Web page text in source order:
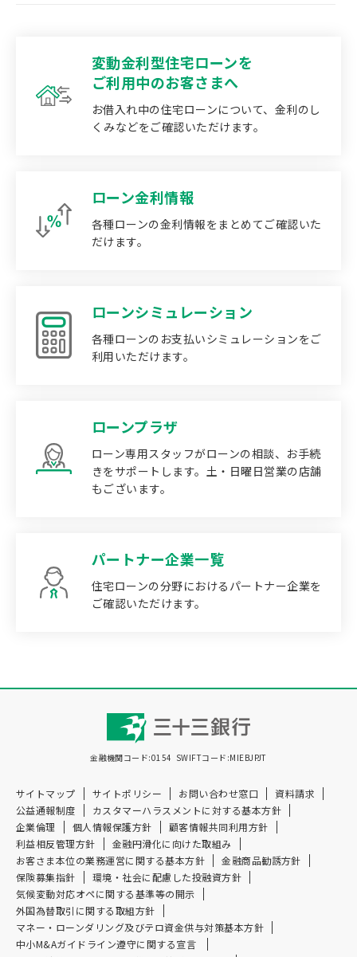
変動金利型住宅ローンを
ご利用中のお客さまへ
お借入れ中の住宅ローンについて、金利のし
くみなどをご確認いただけます。
ローン金利情報
各種ローンの金利情報をまとめてご確認いた
だけます。
ローンシミュレーション
各種ローンのお支払いシミュレーションをご
利用いただけます。
ローンプラザ
ローン専用スタッフがローンの相談、お手続
きをサポートします。土・日曜日営業の店舗
もございます。
パートナー企業一覧
住宅ローンの分野におけるパートナー企業を
ご確認いただけます。
金融機関コード:0154 SWIFTコード:MIEBJPJT
サイトマップ サイトポリシー お問い合わせ窓口
資料請求
公益通報制度
カスタマーハラスメントに対する基本方針
企業倫理
個人情報保護方針
顧客情報共同利用方針
利益相反管理方針
金融円滑化に向けた取組み
お客さま本位の業務運営に関する基本方針
金融商品勧誘方針
保険募集指針
環境・社会に配慮した投融資方針
気候変動対応オペに関する基準等の開示
外国為替取引に関する取組方針
マネー・ローンダリング及びテロ資金供与対策基本方針
中小M&Aガイドライン遵守に関する宣言